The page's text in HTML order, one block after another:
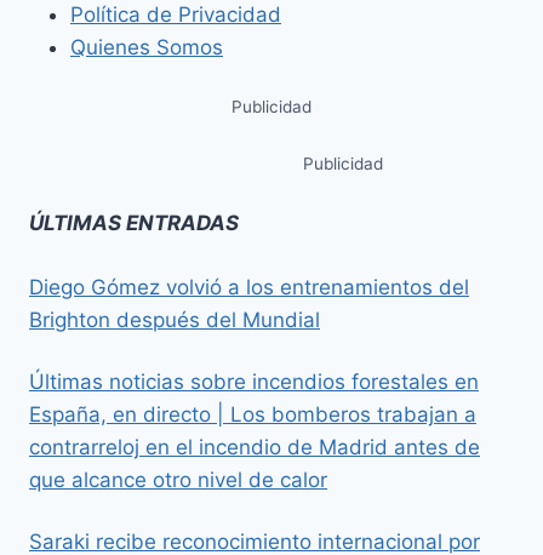
Política de Privacidad
Quienes Somos
Publicidad
Publicidad
ÚLTIMAS ENTRADAS
Diego Gómez volvió a los entrenamientos del
Brighton después del Mundial
Últimas noticias sobre incendios forestales en
España, en directo | Los bomberos trabajan a
contrarreloj en el incendio de Madrid antes de
que alcance otro nivel de calor
Saraki recibe reconocimiento internacional por